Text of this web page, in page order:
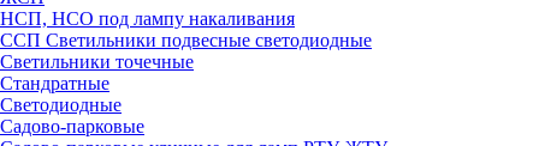
НСП, НСО под лампу накаливания
ССП Светильники подвесные светодиодные
Светильники точечные
Стандратные
Светодиодные
Садово-парковые